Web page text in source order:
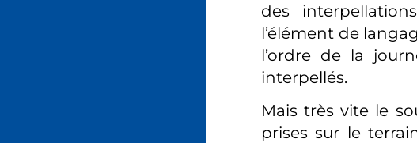
des
l’élément de
l’ordre de la
interpellés.
Mais très vite le
prises sur le